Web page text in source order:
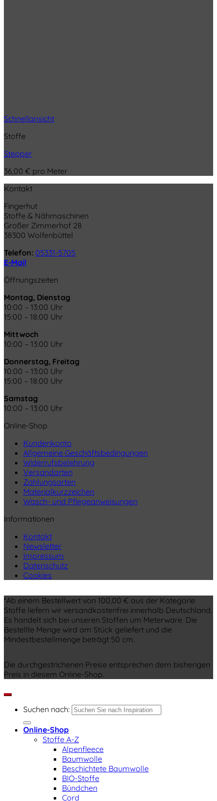
Schnellansicht
Stoffe
Stepper
36,00 € pro Meter
Kontakt
Fingerhut
Stoffe & Nähmaschinen
Großer Zimmerhof 28
38300 Wolfenbüttel
Telefon: 05331-5705
E-Mail
Öffnungszeiten
Montag, Dienstag
10:00 – 13:00 Uhr
15:00 – 18:00 Uhr
Mittwoch
10:00 – 13:00 Uhr
Donnerstag, Freitag
10:00 – 13:00 Uhr
15:00 – 18:00 Uhr
Samstag
10:00 – 13:00 Uhr
Online-Shop
Kundenkonto
Allgemeine Geschäftsbedingungen
Widerrufsbelehrung
Versandarten
Zahlungsarten
Materialkurzzeichen
Wasch- und Pflegeanweisungen
Informationen
Kontakt
Newsletter
Impressum
Datenschutz
Cookies
*Ab einem Bestellwert von 100,00 € aus der Kategorie
Stoffe liefern wir versandkostenfrei innerhalb Deutschland.
Es handelt sich bei unseren Stoffen um Meterware. Die
Bestellte Menge wird am Stück geliefert und die
Mindestbestellmenge beträgt 50 cm.
Die durchgestrichenen Preise entsprechen dem bisherigen
Preis in diesem Online-Shop.
Suchen nach:
Online-Shop
Stoffe A-Z
Alpenfleece
Baumwolle
Beschichtete Baumwolle
BIO-Stoffe
Bündchen
Cord